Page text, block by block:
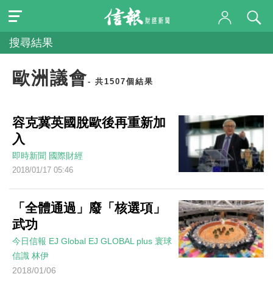
搜尋結果
歐洲議會- 共1507個結果
容克冀英國脫歐後再重新加
入
即時新聞 國際財經
2018/01/17 05:46
「全體通過」廢「核選項」
武功
今日信報 EJ Global EJ GLOBAL plus 寰球
信識 林伊
2018/01/06